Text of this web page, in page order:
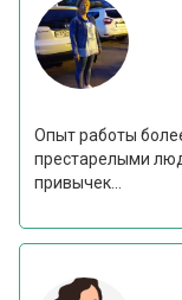
Опыт работы
престарелыми
привычек...